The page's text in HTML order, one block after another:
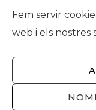
Fem servir
web i els nostres
/
privacitat